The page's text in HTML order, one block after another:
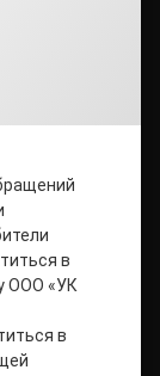
в
ООО «УК
в